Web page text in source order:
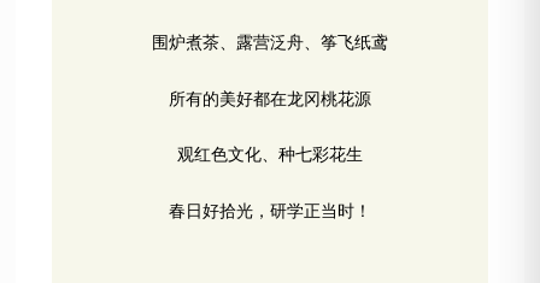
围炉煮茶、露营泛舟、筝飞纸鸢
所有的美好都在龙冈桃花源
观红色文化、种七彩花生
春日好拾光，研学正当时！